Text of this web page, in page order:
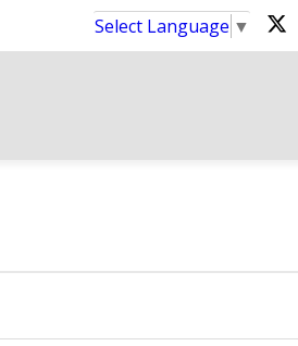
Select Language ▼